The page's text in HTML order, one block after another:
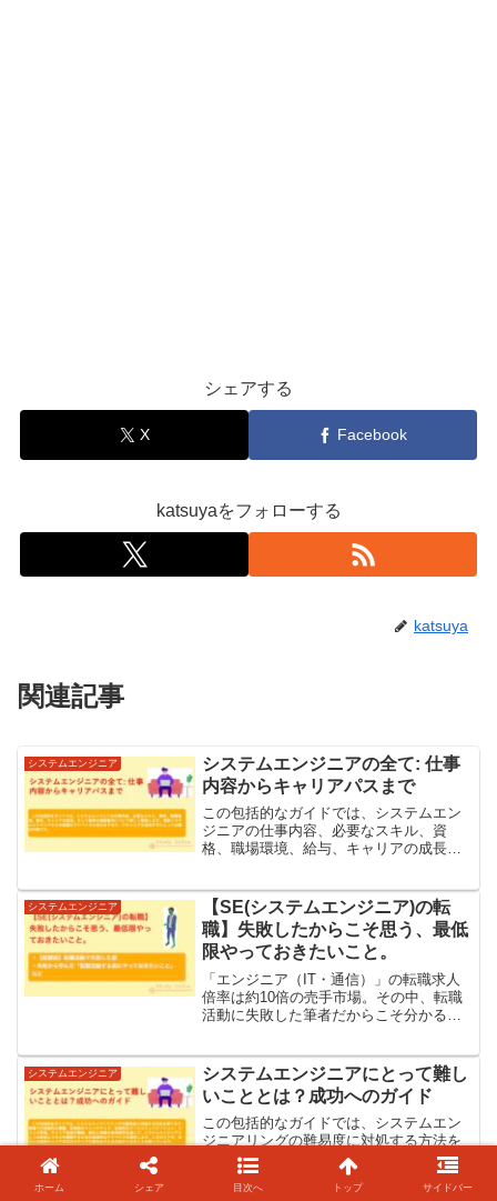
シェアする
X Facebook
katsuyaをフォローする
katsuya
関連記事
システムエンジニア
システムエンジニアの全て: 仕事
内容からキャリアパスまで
この包括的なガイドでは、システムエン
ジニアの仕事内容、必要なスキル、資
格、職場環境、給与、キャリアの成長、
の貴重なアドバイスも含まれており、IT
キャリアを目指す方にとって必読の内容
です。
システムエンジニア
【SE(システムエンジニア)の転
職】失敗したからこそ思う、最低
限やっておきたいこと。
「エンジニア（IT・通信）」の転職求人
倍率は約10倍の売手市場。その中、転職
活動に失敗した筆者だからこそ分かる、
システムエンジニア
システムエンジニアにとって難し
いこととは？成功へのガイド
この包括的なガイドでは、システムエン
ジニアリングの難易度に対処する方法を
探ります。現場での技術的な課題、新技
術のキャッチアップ、効果的なチームコ
ミュニケーション、ストレス管理、キャ
ホーム シェア 目次へ トップ サイドバー